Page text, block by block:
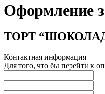
Оформление
ТОРТ
Контактная информация
Для того, что бы перейти к